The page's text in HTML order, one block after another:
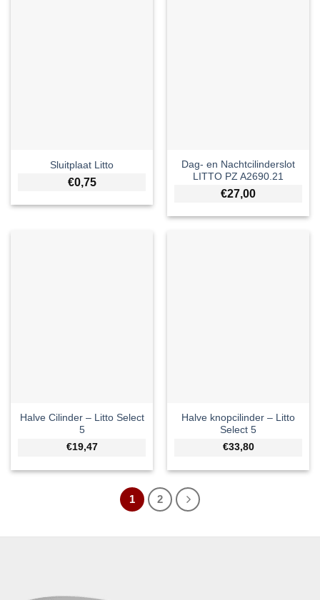
Sluitplaat Litto
€0,75
Dag- en Nachtcilinderslot
LITTO PZ A2690.21
€27,00
Halve Cilinder – Litto Select
5
€19,47
Halve knopcilinder – Litto
Select 5
€33,80
1 2